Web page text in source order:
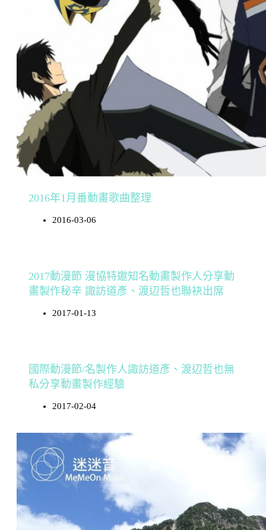
2016年1月番動畫歌曲整理
2016-03-06
2017動漫節 漫協特邀知名動畫製作人分享動
畫製作秘辛 諏訪道彥、渡辺哲也聯袂出席
2017-01-13
國際動漫節/名製作人諏訪道彥、渡辺哲也無
私分享動畫製作經驗
2017-02-04